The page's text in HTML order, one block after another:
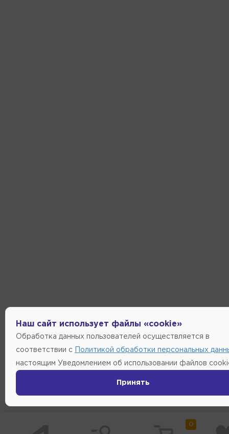
0
Наш сайт использует файлы «cookie»
Обработка данных пользователей осуществляется в
соответствии с Политикой обработки персональных
настоящим Уведомлением об использовании файлов
Принять